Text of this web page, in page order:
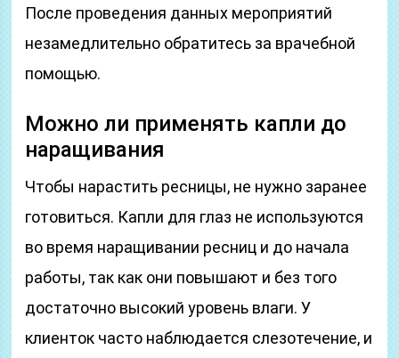
После проведения данных мероприятий
незамедлительно обратитесь за врачебной
помощью.
Можно ли применять капли до
наращивания
Чтобы нарастить ресницы, не нужно заранее
готовиться. Капли для глаз не используются
во время наращивании ресниц и до начала
работы, так как они повышают и без того
достаточно высокий уровень влаги. У
клиенток часто наблюдается слезотечение, и